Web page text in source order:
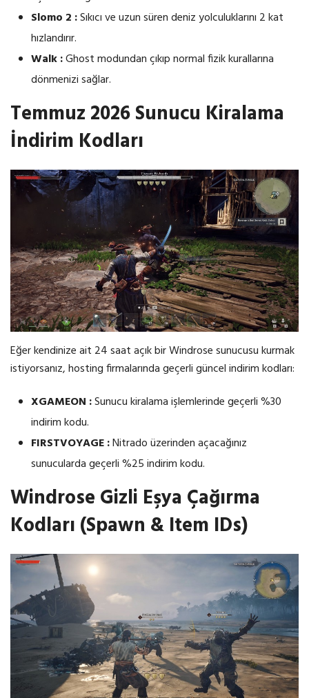
Slomo 2 :Sıkıcı ve uzun süren deniz yolculuklarını 2 kat
hızlandırır.
Walk :Ghost modundan çıkıp normal fizik kurallarına
dönmenizi sağlar.
Temmuz 2026 Sunucu Kiralama
İndirim Kodları
Eğer kendinize ait 24 saat açık bir Windrose sunucusu kurmak
istiyorsanız, hosting firmalarında geçerli güncel indirim kodları:
XGAMEON :Sunucu kiralama işlemlerinde geçerli %30
indirim kodu.
FIRSTVOYAGE :Nitrado üzerinden açacağınız
sunucularda geçerli %25 indirim kodu.
Windrose Gizli Eşya Çağırma
Kodları (Spawn & Item IDs)